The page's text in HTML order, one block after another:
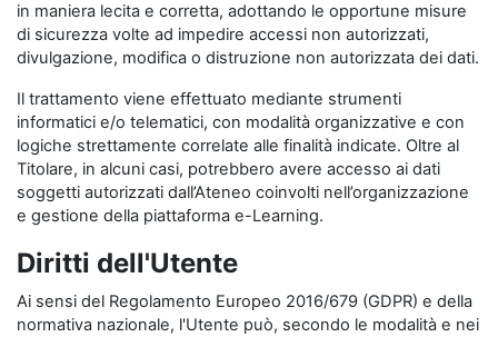
in maniera lecita e corretta, adottando le opportune misure
di sicurezza volte ad impedire accessi non autorizzati,
divulgazione, modifica o distruzione non autorizzata dei dati.
Il trattamento viene effettuato mediante strumenti
informatici e/o telematici, con modalità organizzative e con
logiche strettamente correlate alle finalità indicate. Oltre al
Titolare, in alcuni casi, potrebbero avere accesso ai dati
soggetti autorizzati dall’Ateneo coinvolti nell’organizzazione
e gestione della piattaforma e-Learning.
Diritti dell'Utente
Ai sensi del Regolamento Europeo 2016/679 (GDPR) e della
normativa nazionale, l'Utente può, secondo le modalità e nei